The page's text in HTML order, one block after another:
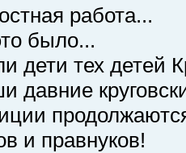
работа...
было...
дети тех детей
давние
и правнуков!